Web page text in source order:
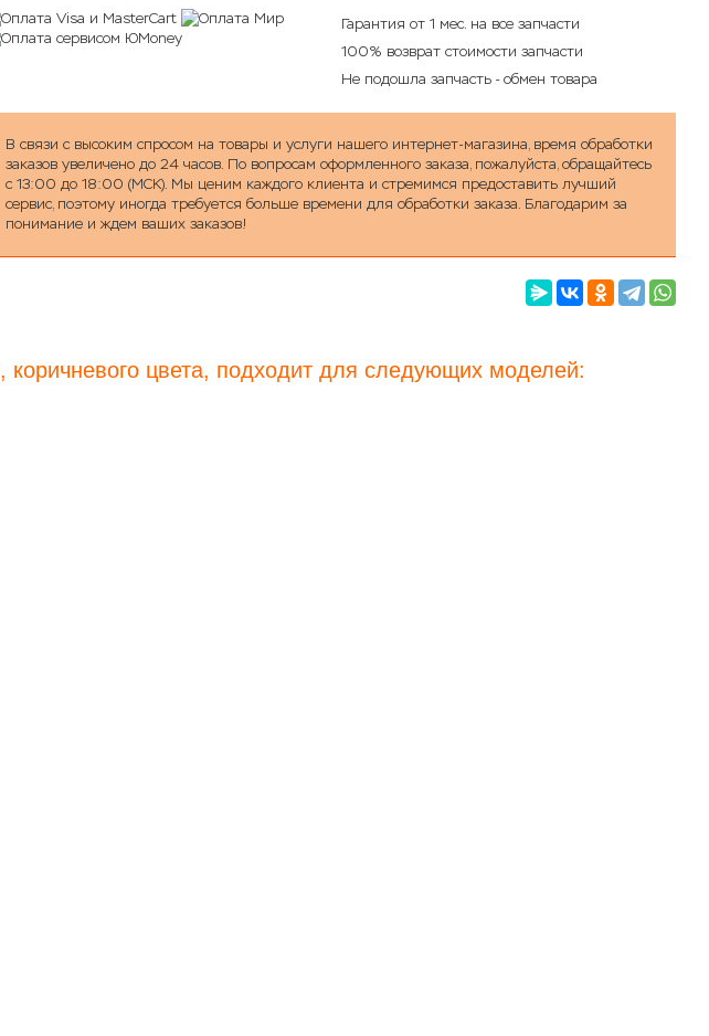
Гарантия от 1 мес. на все запчасти
100% возврат стоимости запчасти
Не подошла запчасть - обмен товара
В связи с высоким спросом на товары и услуги нашего интернет-магазина, время обработки
заказов увеличено до 24 часов. По вопросам оформленного заказа, пожалуйста, обращайтесь
с 13:00 до 18:00 (МСК). Мы ценим каждого клиента и стремимся предоставить лучший
сервис, поэтому иногда требуется больше времени для обработки заказа. Благодарим за
понимание и ждем ваших заказов!
, коричневого цвета, подходит для следующих моделей: